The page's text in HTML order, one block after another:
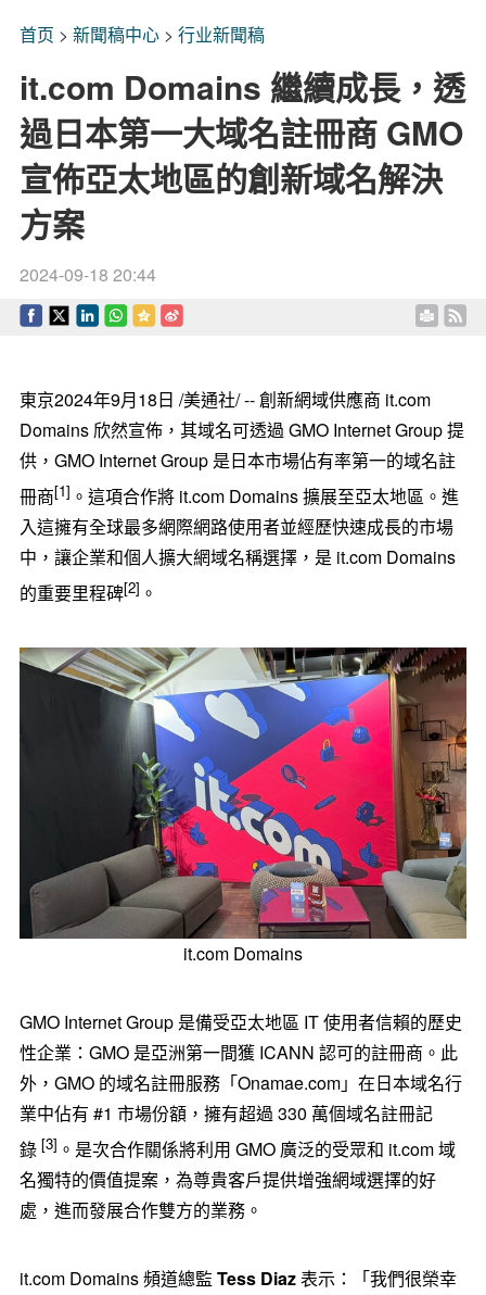
首页 > 新聞稿中心> 行业新聞稿
it.com Domains 繼續成長，透
過日本第一大域名註冊商 GMO
宣佈亞太地區的創新域名解決
方案
2024-09-18 20:44
東京2024年9月18日 /美通社/ -- 創新網域供應商 it.com
Domains 欣然宣佈，其域名可透過 GMO Internet Group 提
供，GMO Internet Group 是日本市場佔有率第一的域名註
冊商[1] 。這項合作將 it.com Domains 擴展至亞太地區。進
入這擁有全球最多網際網路使用者並經歷快速成長的市場
中，讓企業和個人擴大網域名稱選擇，是 it.com Domains
的重要里程碑[2] 。
it.com Domains
GMO Internet Group 是備受亞太地區 IT 使用者信賴的歷史
性企業：GMO 是亞洲第一間獲 ICANN 認可的註冊商。此
外，GMO 的域名註冊服務「Onamae.com」在日本域名行
業中佔有 #1 市場份額，擁有超過 330 萬個域名註冊記
錄 [3] 。是次合作關係將利用 GMO 廣泛的受眾和 it.com 域
名獨特的價值提案，為尊貴客戶提供增強網域選擇的好
處，進而發展合作雙方的業務。
it.com Domains 頻道總監 Tess Diaz表示：「我們很榮幸